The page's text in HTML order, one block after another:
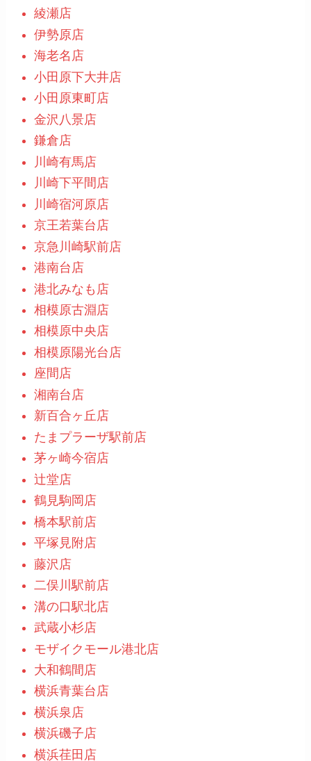
綾瀬店
伊勢原店
海老名店
小田原下大井店
小田原東町店
金沢八景店
鎌倉店
川崎有馬店
川崎下平間店
川崎宿河原店
京王若葉台店
京急川崎駅前店
港南台店
港北みなも店
相模原古淵店
相模原中央店
相模原陽光台店
座間店
湘南台店
新百合ヶ丘店
たまプラーザ駅前店
茅ヶ崎今宿店
辻堂店
鶴見駒岡店
橋本駅前店
平塚見附店
藤沢店
二俣川駅前店
溝の口駅北店
武蔵小杉店
モザイクモール港北店
大和鶴間店
横浜青葉台店
横浜泉店
横浜磯子店
横浜荏田店